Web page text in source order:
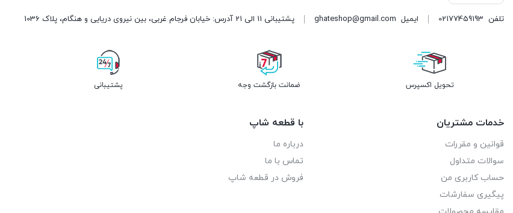
تلفن 02177459193 ایمیل ghateshop@gmail.com پشتیبانی 11 الی 21 آدرس: خیابان فرجام غربی، بین نیروی دریایی و هنگام، پلاک 1036
تحویل اکسپرس ضمانت بازگشت وجه پشتیبانی
خدمات مشتریان
قوانین و مقررات
سوالات متداول
حساب کاربری من
پیگیری سفارشات
با قطعه شاپ
درباره ما
تماس با ما
فروش در قطعه شاپ